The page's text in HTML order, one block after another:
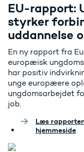
EU-rapport:
styrker
uddannelse
En ny rapport fra
europæisk
har positiv
unge europæere
ungdomsarbejdet
job.
Læs
hjemmeside